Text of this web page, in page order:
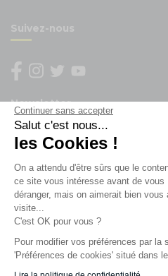
Continuer sans accepter
Salut c'est nous...
les Cookies !
On a attendu d'être sûrs que le
ce site vous intéresse avant de vous
déranger, mais on aimerait bien
visite...
C'est OK pour vous ?
Pour modifier vos préférences par la
'Préférences de cookies' situé dans
Suivez-nous
Newsletter
Enregistrez vous à la
Restez à l'actualité sur nos
moment
NOS SERVICES
INFORMATIONS